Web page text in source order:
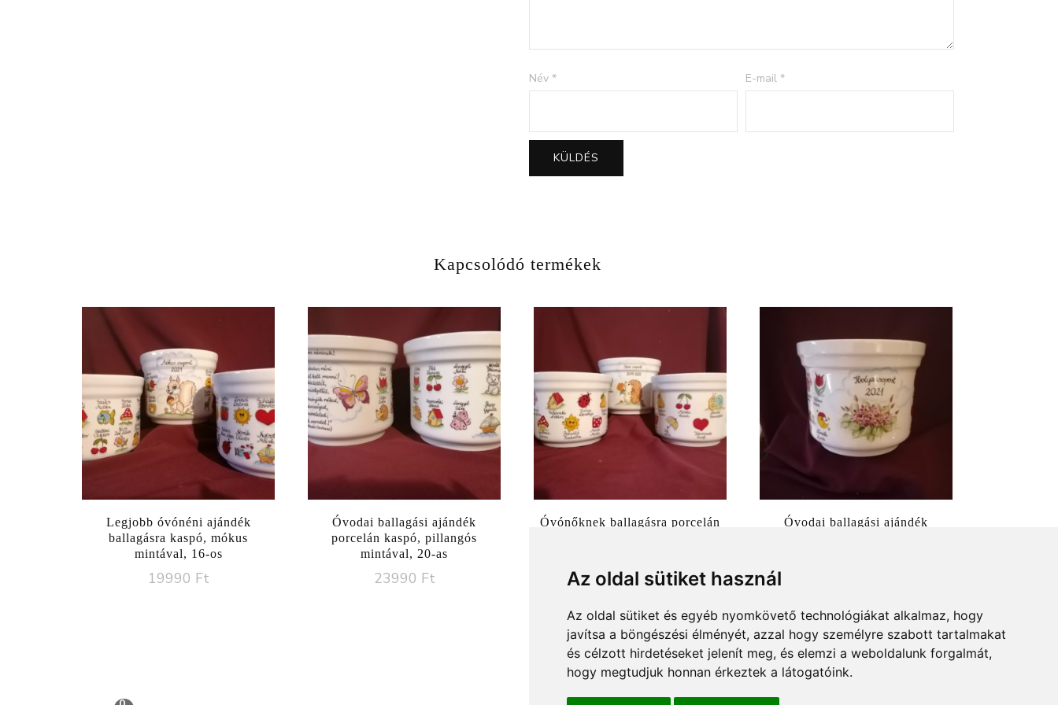
Az oldal sütiket használ
Az oldal sütiket és egyéb nyomkövető technológiákat alkalmaz, hogy
javítsa a böngészési élményét, azzal hogy személyre szabott tartalmakat
és célzott hirdetéseket jelenít meg, és elemzi a weboldalunk forgalmát,
hogy megtudjuk honnan érkeztek a látogatóink.
Név * E-mail*
Kapcsolódó termékek
Legjobb óvónéni ajándék
ballagásra kaspó, mókus
mintával, 16-os
19990 Ft
Óvodai ballagási ajándék
porcelán kaspó, pillangós
mintával, 20-as
23990 Ft
Óvónőknek ballagásra porcelán
Óvodai ballagási ajándék